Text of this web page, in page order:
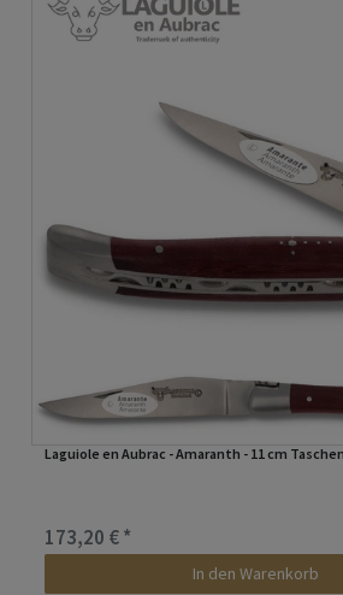
Laguiole en Aubrac - Amaranth - 11 cm
173,20 € *
In den Warenkorb